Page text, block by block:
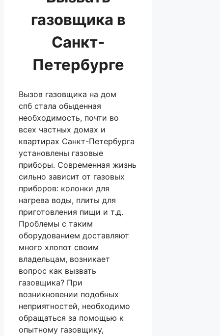
газовщика в
Санкт-
Петербурге
Вызов газовщика на дом
спб стала обыденная
необходимость, почти во
всех частных домах и
квартирах Санкт-Петербурга
установлены газовые
приборы. Современная жизнь
сильно зависит от газовых
приборов: колонки для
нагрева воды, плиты для
приготовления пищи и т.д.
Проблемы с таким
оборудованием доставляют
много хлопот своим
владельцам, возникает
вопрос как вызвать
газовщика? При
возникновении подобных
неприятностей, необходимо
обращаться за помощью к
опытному газовщику,